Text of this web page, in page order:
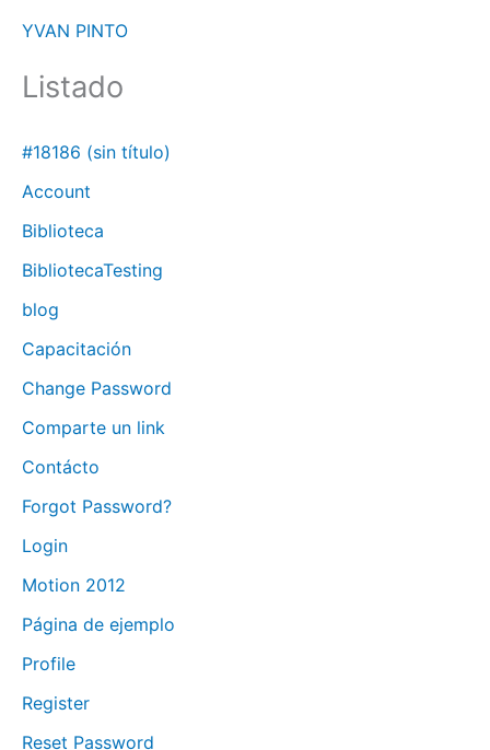
YVAN PINTO
Listado
#18186 (sin título)
Account
Biblioteca
BibliotecaTesting
blog
Capacitación
Change Password
Comparte un link
Contácto
Forgot Password?
Login
Motion 2012
Página de ejemplo
Profile
Register
Reset Password